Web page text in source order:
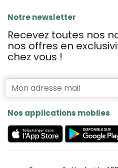
Notre newsletter
Recevez toutes nos
nos offres en
chez vous !
Nos applications mobiles